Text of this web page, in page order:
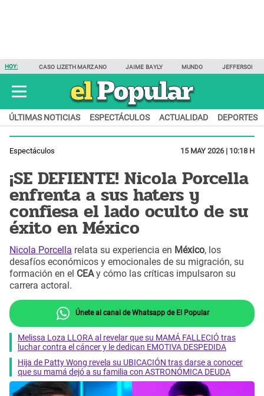
HOY: CASO LIZETH MARZANO JAIME BAYLY MUNDO JEFFERSON
ÚLTIMAS NOTICIAS ESPECTÁCULOS ACTUALIDAD DEPORTES
Espectáculos 15 MAY 2026 | 10:18 H
¡SE DEFIENTE! Nicola Porcella
enfrenta a sus haters y
confiesa el lado oculto de su
éxito en México
Nicola Porcella relata su experiencia en México, los
desafíos económicos y emocionales de su migración, su
formación en el CEAy cómo las críticas impulsaron su
carrera actoral.
Únete al canal de Whatsapp de El Popular
Melissa Loza LLORA al revelar que su MAMÁ FALLECIÓ tras
luchar contra el cáncer y le dedican EMOTIVA DESPEDIDA
Hija de Patty Wong revela su UBICACIÓN tras darse a conocer
que su mamá dejó a su familia con ASTRONÓMICA DEUDA